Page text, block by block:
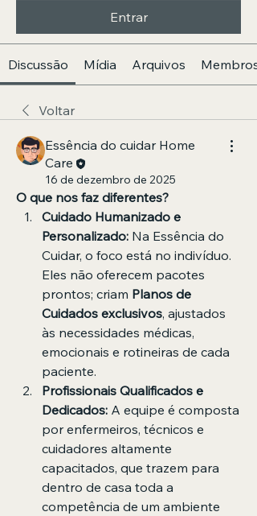
Entrar
Discussão Mídia Arquivos Membros
Voltar
Essência do cuidar Home
Care
16 de dezembro de 2025
O que nos faz diferentes?
Cuidado Humanizado e
Personalizado: Na Essência do
Cuidar, o foco está no indivíduo.
Eles não oferecem pacotes
prontos; criam Planos de
Cuidados exclusivos, ajustados
às necessidades médicas,
emocionais e rotineiras de cada
paciente.
Profissionais Qualificados e
Dedicados: A equipe é composta
por enfermeiros, técnicos e
cuidadores altamente
capacitados, que trazem para
dentro de casa toda a
competência de um ambiente